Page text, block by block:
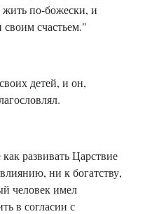
жить по-божески, и
своим счастьем."
детей, и он,
развивать Царствие
ни к богатству,
человек имел
в согласии с